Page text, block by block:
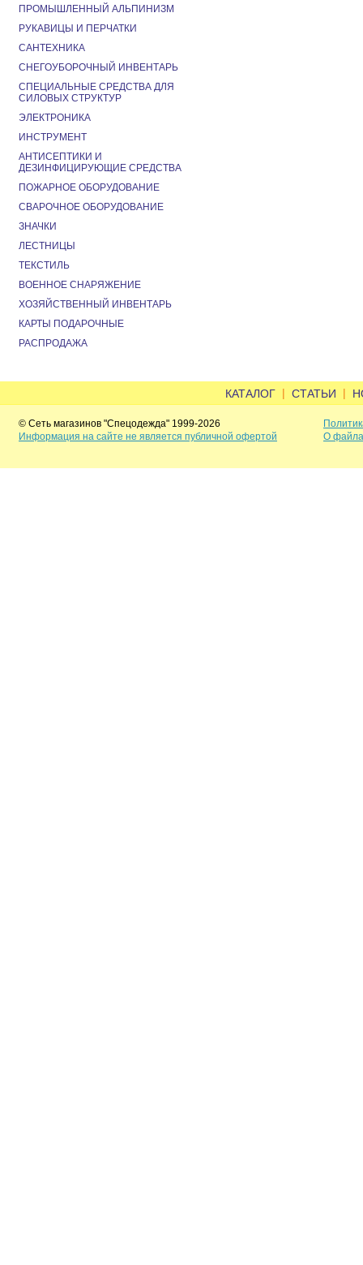
ПРОМЫШЛЕННЫЙ АЛЬПИНИЗМ
РУКАВИЦЫ И ПЕРЧАТКИ
САНТЕХНИКА
СНЕГОУБОРОЧНЫЙ ИНВЕНТАРЬ
СПЕЦИАЛЬНЫЕ СРЕДСТВА ДЛЯ
СИЛОВЫХ СТРУКТУР
ЭЛЕКТРОНИКА
ИНСТРУМЕНТ
АНТИСЕПТИКИ И
ДЕЗИНФИЦИРУЮЩИЕ СРЕДСТВА
ПОЖАРНОЕ ОБОРУДОВАНИЕ
СВАРОЧНОЕ ОБОРУДОВАНИЕ
ЗНАЧКИ
ЛЕСТНИЦЫ
ТЕКСТИЛЬ
ВОЕННОЕ СНАРЯЖЕНИЕ
ХОЗЯЙСТВЕННЫЙ ИНВЕНТАРЬ
КАРТЫ ПОДАРОЧНЫЕ
РАСПРОДАЖА
КАТАЛОГ | СТАТЬИ |
© Сеть магазинов "Спецодежда" 1999-2026
Информация на сайте не является публичной офертой
О